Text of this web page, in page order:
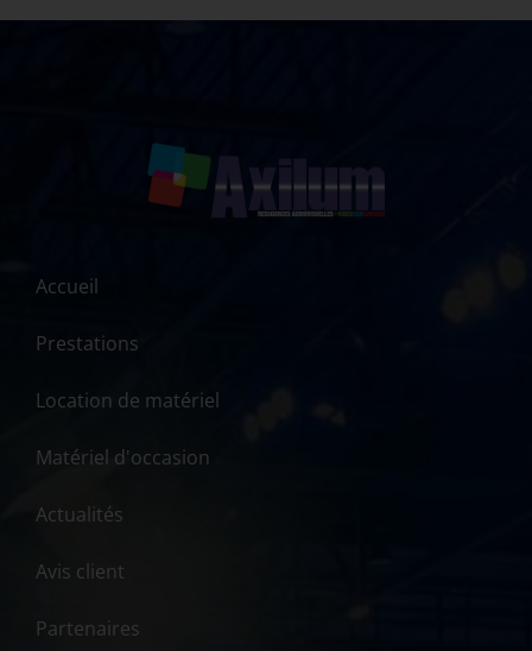
Accueil
Prestations
Location de matériel
Matériel d'occasion
Actualités
Avis client
Partenaires